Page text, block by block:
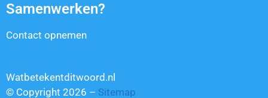
Samenwerken?
Contact opnemen
Watbetekentditwoord.nl
© Copyright 2026 – Sitemap